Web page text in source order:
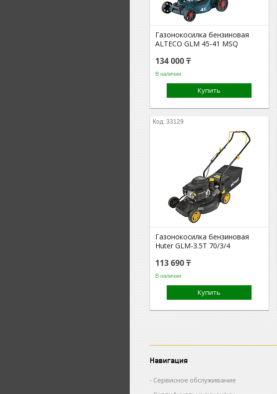
Газонокосилка бензиновая
ALTECO GLM 45-41 MSQ
134 000 ₸
В наличии
Купить
33129
Газонокосилка бензиновая
Huter GLM-3.5T 70/3/4
113 690 ₸
В наличии
Купить
Навигация
Сервисное обслуживание